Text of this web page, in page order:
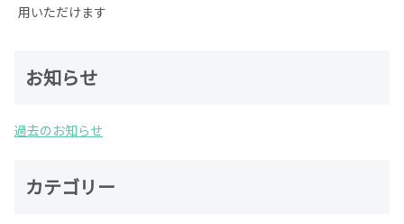
用いただけます
お知らせ
過去のお知らせ
カテゴリー